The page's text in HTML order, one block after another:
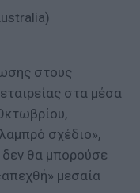
στους
στα μέσα
σχέδιο»,
δεν θα μπορούσε
μεσαία